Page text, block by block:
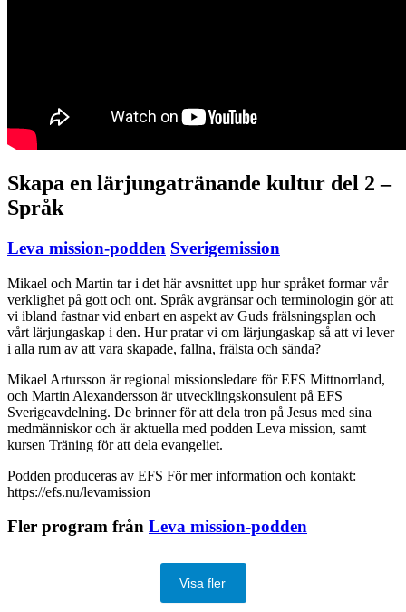
Skapa en lärjungatränande kultur del 2 –
Språk
Leva mission-podden Sverigemission
Mikael och Martin tar i det här avsnittet upp hur språket formar vår
verklighet på gott och ont. Språk avgränsar och terminologin gör att
vi ibland fastnar vid enbart en aspekt av Guds frälsningsplan och
vårt lärjungaskap i den. Hur pratar vi om lärjungaskap så att vi lever
i alla rum av att vara skapade, fallna, frälsta och sända?
Mikael Artursson är regional missionsledare för EFS Mittnorrland,
och Martin Alexandersson är utvecklingskonsulent på EFS
Sverigeavdelning. De brinner för att dela tron på Jesus med sina
medmänniskor och är aktuella med podden Leva mission, samt
kursen Träning för att dela evangeliet.
Podden produceras av EFS För mer information och kontakt:
https://efs.nu/levamission
Fler program från Leva mission-podden
Visa fler